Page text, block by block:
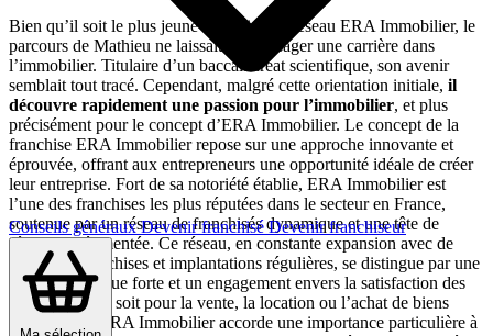
Conseils générauxDevenir franchiséDevenir franchiseur
Bien qu’il soit le plus jeune franchisé du réseau ERA Immobilier, le
parcours de Mathieu ne laissait pas présager une carrière dans
l’immobilier. Titulaire d’un baccalauréat scientifique, son avenir
semblait tout tracé. Cependant, malgré cette orientation initiale, il
découvre rapidement une passion pour l’immobilier, et plus
précisément pour le concept d’ERA Immobilier. Le concept de la
franchise ERA Immobilier repose sur une approche innovante et
éprouvée, offrant aux entrepreneurs une opportunité idéale de créer
leur entreprise. Fort de sa notoriété établie, ERA Immobilier est
l’une des franchises les plus réputées dans le secteur en France,
soutenue par un réseau de franchisés dynamique et une tête de
réseau expérimentée. Ce réseau, en constante expansion avec de
nouvelles franchises et implantations régulières, se distingue par une
image de marque forte et un engagement envers la satisfaction des
clients. Que ce soit pour la vente, la location ou l’achat de biens
immobiliers, ERA Immobilier accorde une importance particulière à